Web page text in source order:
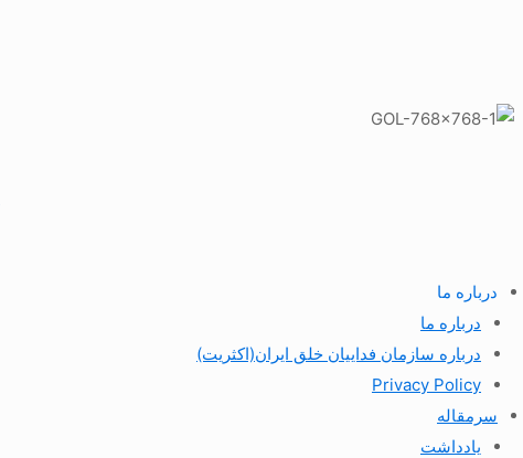
درباره ما
درباره ما
درباره سازمان فداییان خلق ایران(اکثریت)
Privacy Policy
سرمقاله
یادداشت